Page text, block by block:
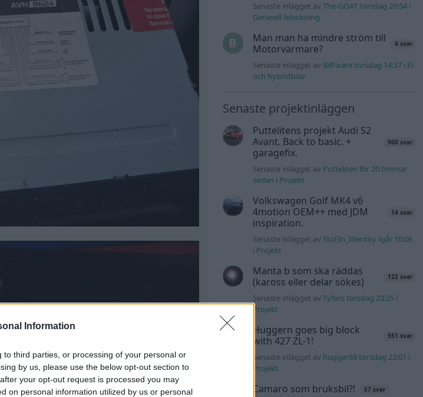
Information
third parties, or processing of your personal or
by us, please use the below opt-out section to
your opt-out request is processed you may
on personal information utilized by us or personal
Senaste inlägget avThe-GOAT torsdag 20:54 i
Generell felsökning
Man man ha mindre ström till
Motorvärmare?
4 svar
Senaste inlägget av BilFixare torsdag 14:37 i El-
och hybridbilar
Senaste projektinläggen
Puttelitens projekt Audi S2
Avant. Back to basic. +
garagefix.
900 svar
Senaste inlägget av Putteliten för 20 timmar
sedan i Projekt
Volkswagen Golf MK4 v6
4motion OEM++ med JDM
inspiration.
14 svar
Senaste inlägget av Stol3n_Identity Igår 10:06
i Projekt
Manta b som ska räddas
(kaross eller delar sökes)
122 svar
Senaste inlägget avTyfors torsdag 23:25 i
Projekt
Huggern goes big block
with 427 ZL-1!
551 svar
Senaste inlägget av hugger69 torsdag 23:01 i
Projekt
Camaro som bruksbil?! 57 svar